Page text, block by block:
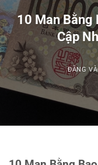
10 Man Bằng
Cập
ĐĂNG